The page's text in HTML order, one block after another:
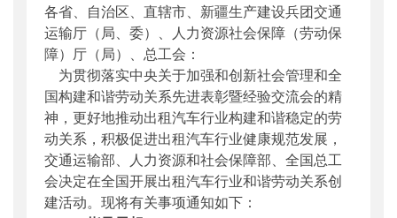
公开日期：2012年01月05日
主题词 ： 出租汽车行业;和谐劳动关系;创建;活
机构分类： 运输服务司
主题分类：其他
公文类型： 部文件
各省、自治区、直辖市、新疆生产建设兵团交通
运输厅（局、委）、人力资源社会保障（劳动保
障）厅（局）、总工会：
为贯彻落实中央关于加强和创新社会管理和全
国构建和谐劳动关系先进表彰暨经验交流会的精
神，更好地推动出租汽车行业构建和谐稳定的劳
动关系，积极促进出租汽车行业健康规范发展，
交通运输部、人力资源和社会保障部、全国总工
会决定在全国开展出租汽车行业和谐劳动关系创
建活动。现将有关事项通知如下：